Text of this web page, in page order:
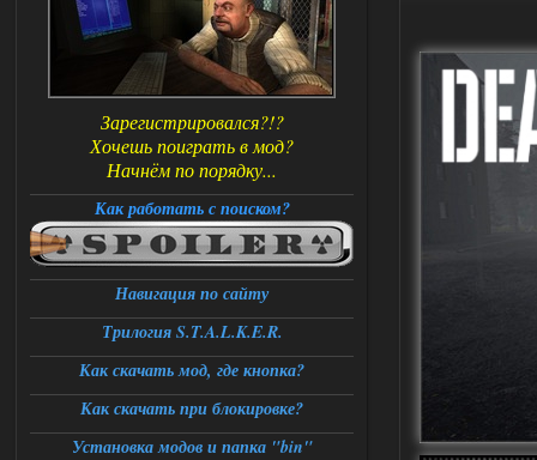
Зарегистрировался?!?
Хочешь поиграть в мод?
Начнём по порядку...
Как работать с поиском?
Навигация по сайту
Трилогия S.T.A.L.K.E.R.
Как скачать мод, где кнопка?
Как скачать при блокировке?
Установка модов и папка "bin"